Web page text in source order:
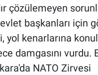
çözülemeyen
başkanları için
yol kenarlarına
damgasını vurdu.
NATO Zirvesi